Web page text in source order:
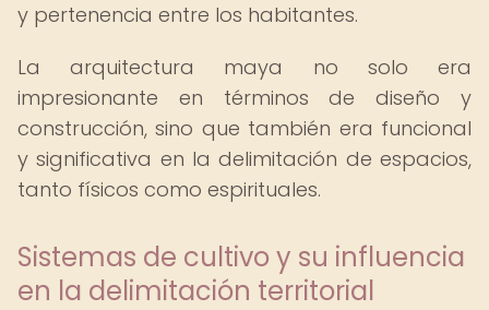
y pertenencia entre los habitantes.
La arquitectura maya no solo era
impresionante en términos de diseño y
construcción, sino que también era funcional
y significativa en la delimitación de espacios,
tanto físicos como espirituales.
Sistemas de cultivo y su influencia
en la delimitación territorial